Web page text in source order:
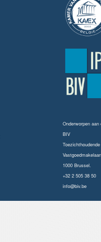
Onderworpen
BIV
1000 Brussel.
+32 2 505 38 50
info@biv.be